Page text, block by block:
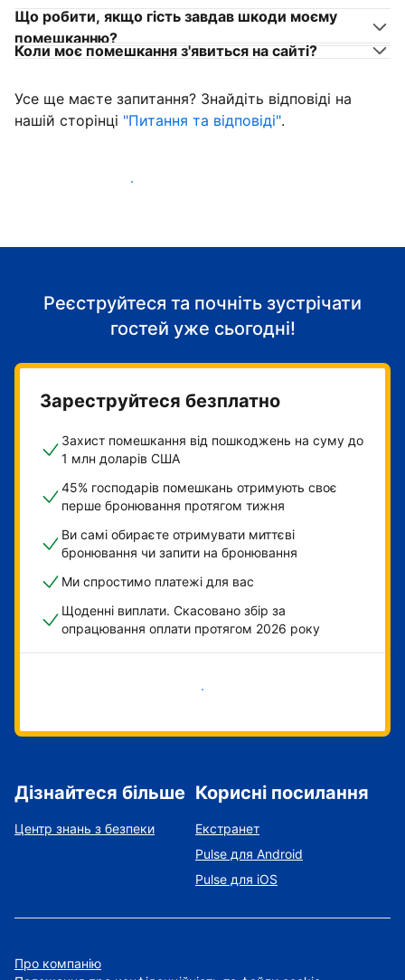
Що робити, якщо гість завдав шкоди моєму
помешканню?
Коли моє помешкання з'явиться на сайті?
Усе ще маєте запитання? Знайдіть відповіді на
нашій сторінці "Питання та відповіді".
Розпочніть приймати гостей
Реєструйтеся та почніть зустрічати
гостей уже сьогодні!
Зареструйтеся безплатно
Захист помешкання від пошкоджень на суму до
1 млн доларів США
45% господарів помешкань отримують своє
перше бронювання протягом тижня
Ви самі обираєте отримувати миттєві
бронювання чи запити на бронювання
Ми спростимо платежі для вас
Щоденні виплати. Скасовано збір за
опрацювання оплати протягом 2026 року
Розпочати зараз
Дізнайтеся більше
Центр знань з безпеки
Корисні посилання
Екстранет
Pulse для Android
Pulse для iOS
Про компанію